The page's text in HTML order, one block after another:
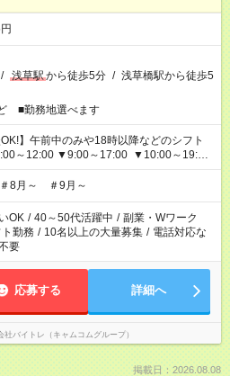
/ 浅草駅から徒歩5分 / 浅草橋駅から徒歩5
■勤務地選べます
】午前中のみや18時以降などのシフト
～12:00 ▼9:00～17:00 ▼10:00～19:00
8月～ ＃9月～
OK / 40～50代活躍中 / 副業・Wワーク
勤務 / 10名以上の大量募集 / 電話対応な
要
応募する 詳細へ
社バイトレ（キャムコムグループ）
掲載日：2026.08.08